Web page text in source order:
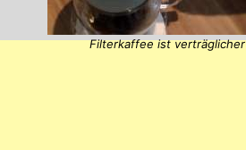
Filterkaffee ist verträglicher